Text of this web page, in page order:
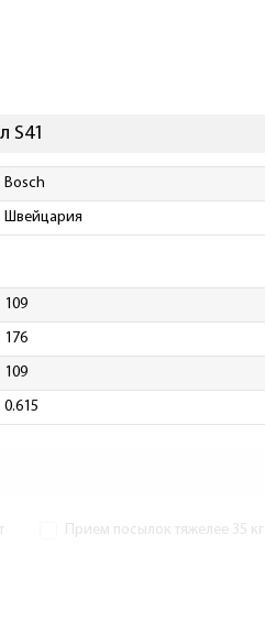
S41
Bosch
Швейцария
109
176
109
0.615
Прием посылок тяжелее 35 кг